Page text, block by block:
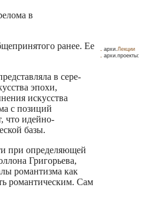
в
ранее. Ее
в сере­
эпохи,
искусства
с позиций
что идейно-
базы.
при определяющей
Григорьева,
романтизма как
романтическим. Сам
архи.Лекции
архи.проекты: